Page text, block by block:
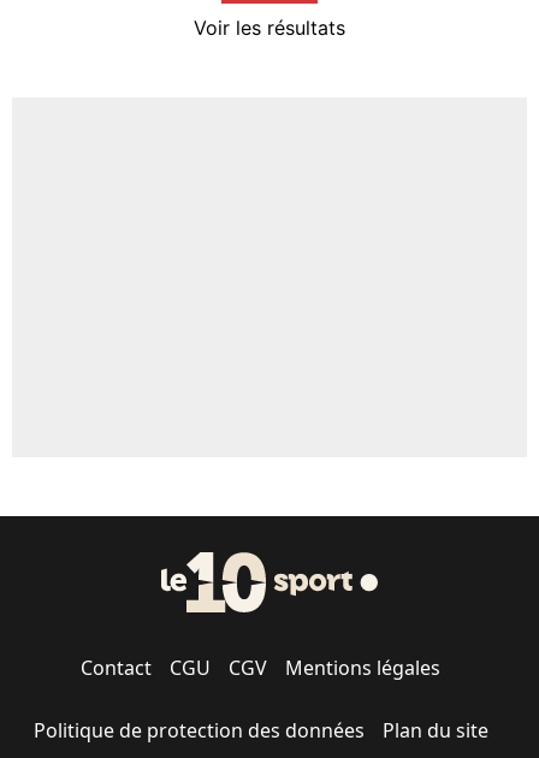
Voir les résultats
Contact CGU CGV Mentions légales
Politique de protection des données Plan du site